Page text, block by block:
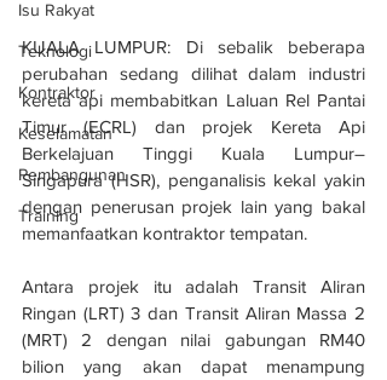
Isu Rakyat
Teknologi
Kontraktor
Keselamatan
Pembangunan
Training
KUALA LUMPUR: Di sebalik beberapa
perubahan sedang dilihat dalam industri
kereta api membabitkan Laluan Rel Pantai
Timur (ECRL) dan projek Kereta Api
Berkelajuan Tinggi Kuala Lumpur–
Singapura (HSR), penganalisis kekal yakin
dengan penerusan projek lain yang bakal
memanfaatkan kontraktor tempatan.
Antara projek itu adalah Transit Aliran
Ringan (LRT) 3 dan Transit Aliran Massa 2
(MRT) 2 dengan nilai gabungan RM40
bilion yang akan dapat menampung